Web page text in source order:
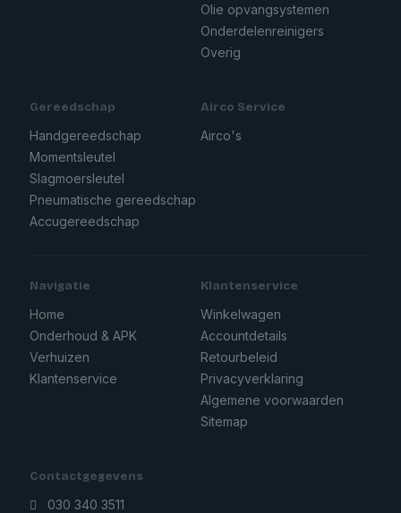
Olie opvangsystemen
Onderdelenreinigers
Overig
Gereedschap
Handgereedschap
Momentsleutel
Slagmoersleutel
Pneumatische gereedschap
Accugereedschap
Airco Service
Airco's
Navigatie
Home
Onderhoud & APK
Verhuizen
Klantenservice
Klantenservice
Winkelwagen
Accountdetails
Retourbeleid
Privacyverklaring
Algemene voorwaarden
Sitemap
Contactgegevens
030 340 3511